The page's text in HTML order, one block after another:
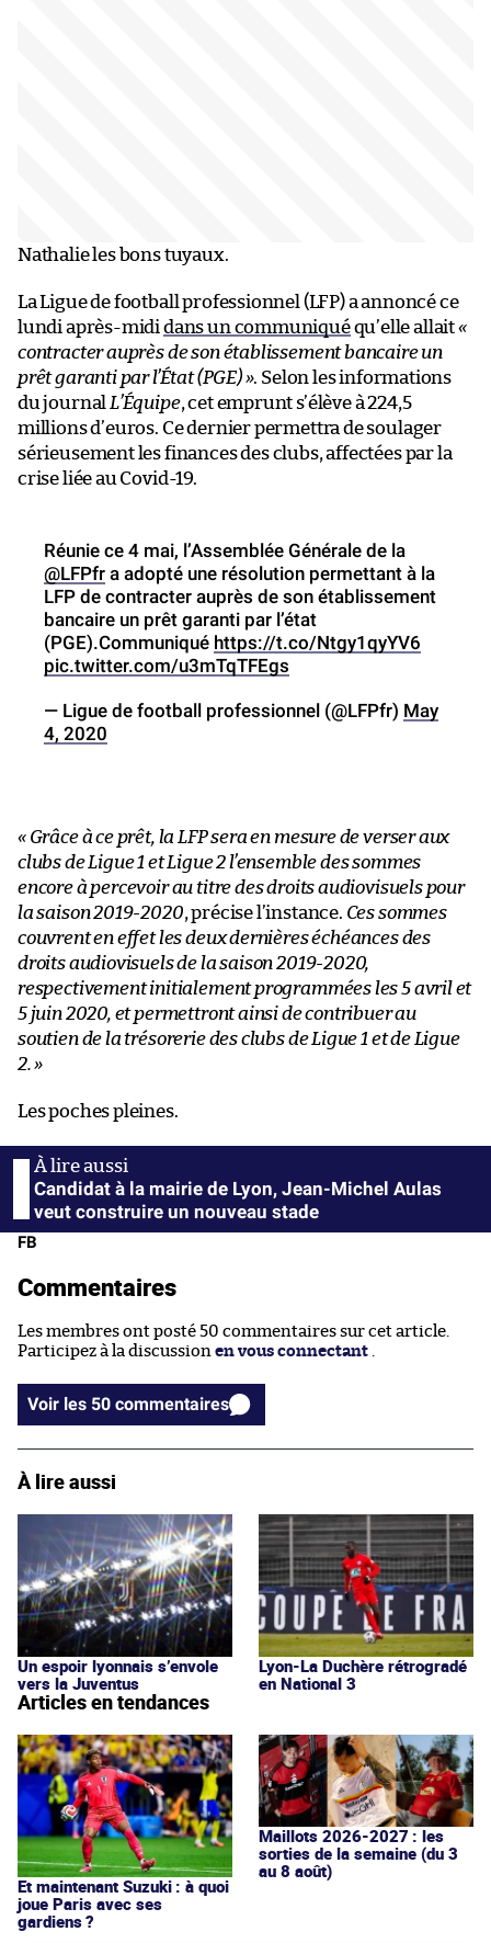
Nathalie les bons tuyaux.
La Ligue de football professionnel (LFP) a annoncé ce
lundi après-midi dans un communiquéqu’elle allait«
contracter auprès de son établissement bancaire un
prêt garanti par l’État (PGE) ». Selon les informations
du journal L’Équipe, cet emprunt s’élève à 224,5
millions d’euros. Ce dernier permettra de soulager
sérieusement les finances des clubs, affectées par la
crise liée au Covid-19.
Réunie ce 4 mai, l’Assemblée Générale de la
@LFPfr a adopté une résolution permettant à la
LFP de contracter auprès de son établissement
bancaire un prêt garanti par l’état
(PGE).Communiqué https://t.co/Ntgy1qyYV6
pic.twitter.com/u3mTqTFEgs
— Ligue de football professionnel (@LFPfr) May
4, 2020
« Grâce à ce prêt, la LFP sera en mesure de verser aux
clubs de Ligue 1 et Ligue 2 l’ensemble des sommes
encore à percevoir au titre des droits audiovisuels pour
la saison 2019-2020, précise l’instance. Ces sommes
couvrent en effet les deux dernières échéances des
droits audiovisuels de la saison 2019-2020,
respectivement initialement programmées les 5 avril et
5 juin 2020, et permettront ainsi de contribuer au
soutien de la trésorerie des clubs de Ligue 1 et de Ligue
2. »
Les poches pleines.
Candidat à la mairie de Lyon, Jean-Michel Aulas
veut construire un nouveau stade
FB
Commentaires
Les membres ont posté 50 commentaires sur cet article.
Participez à la discussion en vous connectant
Voir les 50 commentaires
À lire aussi
Un espoir lyonnais s’envole
vers la Juventus
Lyon-La Duchère rétrogradé
en National 3
Articles en tendances
Et maintenant Suzuki : à quoi
joue Paris avec ses
gardiens ?
Maillots 2026-2027 : les
sorties de la semaine (du 3
au 8 août)